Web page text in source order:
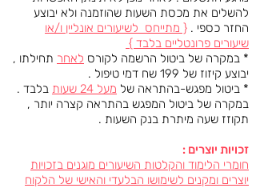
להשלים את מכסת השעות שהוזמנה ולא יבוצע
החזר כספי . { מתייחס לשיעורים אונליין ו/או
שיעורים פרונטליים בלבד }
* במקרה של ביטול הרשמה לקורס לאחר תחילתו ,
יבוצע קיזוז של 199 שח דמי טיפול .
* ביטול מפגש-בהתראה של מעל 24 שעות
בלבד .
במקרה של ביטול המפגש בהתראה קצרה יותר ,
תקוזז שעה מיתרת בנק השעות .
זכויות יוצרים :
חומרי הלימוד והקלטות השיעורים מוגנים בזכויות
יוצרים ומקנים לשימושו הבלעדי והאישי של הלקוח